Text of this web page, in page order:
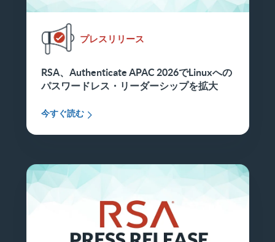
プレスリリース
RSA、Authenticate APAC 2026でLinuxへの
パスワードレス・リーダーシップを拡大
今すぐ読む